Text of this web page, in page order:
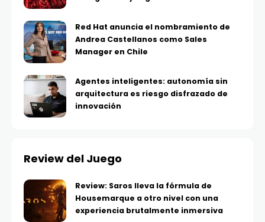
Red Hat anuncia el nombramiento de
Andrea Castellanos como Sales
Manager en Chile
Agentes inteligentes: autonomía sin
arquitectura es riesgo disfrazado de
innovación
Review del Juego
Review: Saros lleva la fórmula de
Housemarque a otro nivel con una
experiencia brutalmente inmersiva